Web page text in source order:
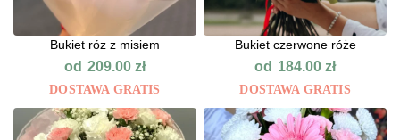
Bukiet róz z misiem
od 209.00 zł
DOSTAWA GRATIS
Bukiet czerwone róże
od 184.00zł
DOSTAWA GRATIS